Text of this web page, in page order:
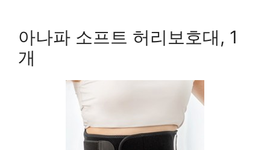
아나파 소프트 허리보호대, 1
개